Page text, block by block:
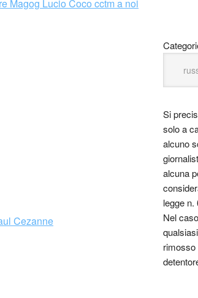
Si
solo a
alcuno
alcuna
legge n.
Nel
rimosso